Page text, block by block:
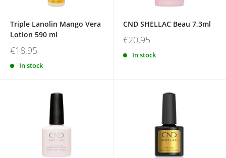
Triple Lanolin Mango Vera
Lotion 590 ml
€18,95
In stock
CND SHELLAC Beau 7,3ml
€20,95
In stock